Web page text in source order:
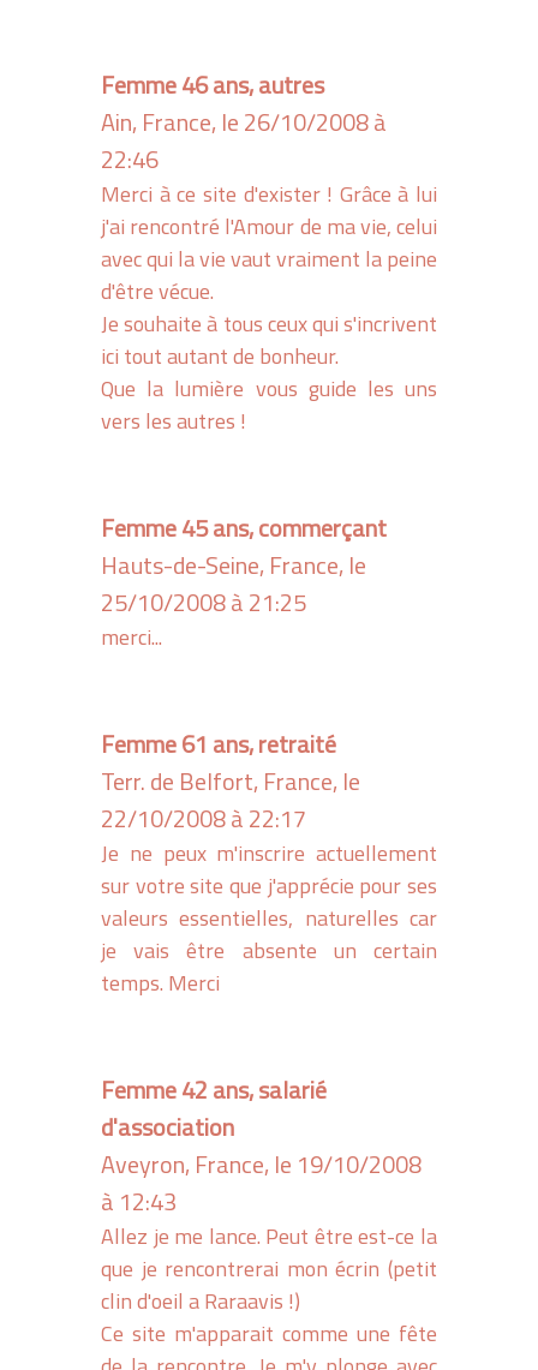
Femme 46 ans, autres
Ain, France, le 26/10/2008 à
22:46
Merci à ce site d'exister ! Grâce à lui
j'ai rencontré l'Amour de ma vie, celui
avec qui la vie vaut vraiment la peine
d'être vécue.
Je souhaite à tous ceux qui s'incrivent
ici tout autant de bonheur.
Que la lumière vous guide les uns
vers les autres !
Femme 45 ans, commerçant
Hauts-de-Seine, France, le
25/10/2008 à 21:25
merci...
Femme 61 ans, retraité
Terr. de Belfort, France, le
22/10/2008 à 22:17
Je ne peux m'inscrire actuellement
sur votre site que j'apprécie pour ses
valeurs essentielles, naturelles car
je vais être absente un certain
temps. Merci
Femme 42 ans, salarié
d'association
Aveyron, France, le 19/10/2008
à 12:43
Allez je me lance. Peut être est-ce la
que je rencontrerai mon écrin (petit
clin d'oeil a Raraavis !)
Ce site m'apparait comme une fête